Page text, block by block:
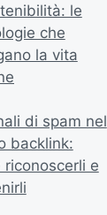
le
che
la vita
di spam nel
backlink:
riconoscerli e